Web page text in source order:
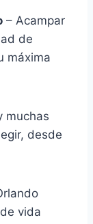
– Acampar
de
máxima
muchas
desde
vida